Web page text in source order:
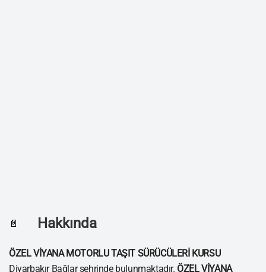
📄 Hakkında
ÖZEL VİYANA MOTORLU TAŞIT SÜRÜCÜLERİ KURSU
Diyarbakır Bağlar şehrinde bulunmaktadır. ÖZEL VİYANA